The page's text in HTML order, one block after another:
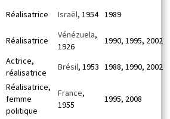
Réalisatrice Israël, 1954 1989
Réalisatrice
Vénézuela,
1926
1990, 1995, 2002
Actrice,
réalisatrice
Brésil, 1953 1988, 1990, 2002
Réalisatrice,
femme
politique
France,
1955
1995, 2008